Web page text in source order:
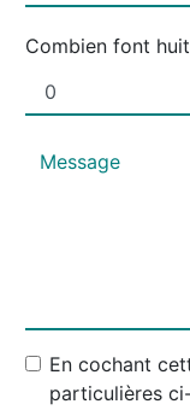
Combien font
En cochant
particulières